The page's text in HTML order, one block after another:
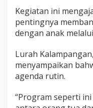
Kegiatan ini
pentingnya
dengan anak
Lurah
menyampaikan
agenda rutin.
“Program seperti